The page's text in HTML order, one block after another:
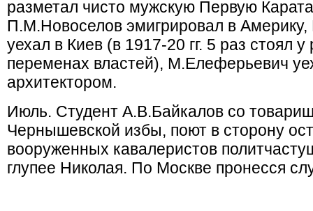
разметал чисто мужскую Первую
П.М.Новоселов эмигрировал в
уехал в Киев (в 1917-20 гг. 5 раз стоял
переменах властей), М.Елеферьевич
архитектором.
Июль. Студент А.В.Байкалов со
Чернышевской избы, поют в сторону
вооруженных кавалеристов
глупее Николая. По Москве пронесся